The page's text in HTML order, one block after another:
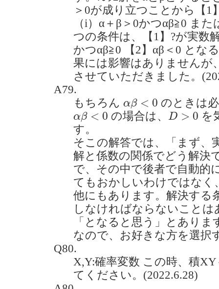
＞0が成り立つことから【1
（i）α＋β＞0かつαβ≧0 ま
つの条件は、【1】?が実
かつαβ≧0 【2】αβ＜0 とな
果には影響はありませんが
させていただきました。
A79.
もちろん αβ < 0
α β< 0 のときは
αβ < 0
αβ<0 の場合は、D > 0
D>0
を
す。
そこの解答では、「まず、
解と係数の関係でどう解決
で、その中で後者で自動的
てもおかしいわけではなく
他にもあります。解決する
しなければならないことは
「となると思う」とあり
なので、お好きな方を選択
Q80.
X,Y:確率変数 この時、積
てください。(2022.6.28)